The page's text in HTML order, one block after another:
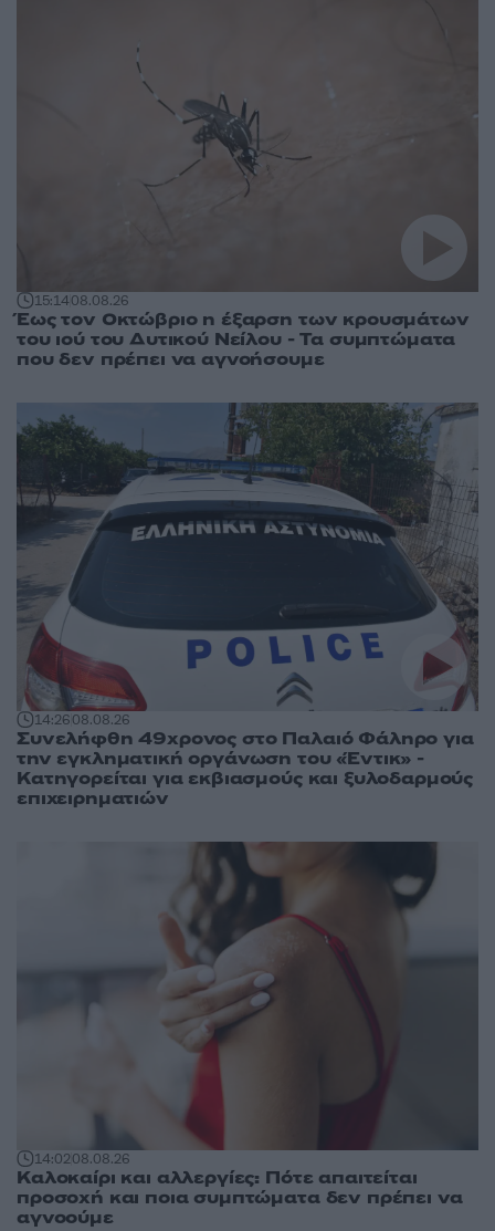
15:1408.08.26
Έως τον Οκτώβριο η έξαρση των κρουσμάτων
του ιού του Δυτικού Νείλου - Τα συμπτώματα
που δεν πρέπει να αγνοήσουμε
14:2608.08.26
Συνελήφθη 49χρονος στο Παλαιό Φάληρο για
την εγκληματική οργάνωση του «Έντικ» -
Κατηγορείται για εκβιασμούς και ξυλοδαρμούς
επιχειρηματιών
14:0208.08.26
Καλοκαίρι και αλλεργίες: Πότε απαιτείται
προσοχή και ποια συμπτώματα δεν πρέπει να
αγνοούμε